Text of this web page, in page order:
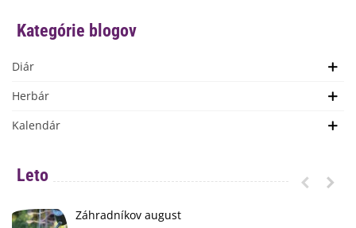
Kategórie blogov
Diár
Herbár
Kalendár
Leto
Záhradníkov august